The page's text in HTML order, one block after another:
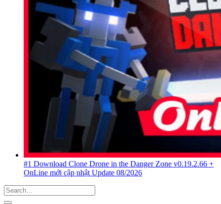
#1 Download Clone Drone in the Danger Zone v0.19.2.66 +
OnLine mới cập nhật Update 08/2026